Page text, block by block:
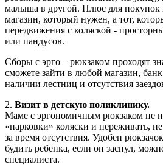
малыша в другой. Плюс для покупок
магазин, который нужен, а тот,
передвижения с коляской -
или пандусов.
Сборы с эрго – рюкзаком проходят
сможете зайти в любой магазин,
наличии лестниц и отсутствия
2. Визит в детскую поликлинику.
Маме с эргономичным рюкзаком не
«парковки» коляски и переживать,
за время отсутствия. Удобен
будить ребенка, если он заснул,
специалиста.